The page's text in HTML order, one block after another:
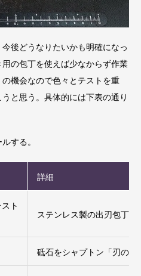
後どうなりたいかも明確になっ
の包丁を使えば少なからず作業
機会なので色々とテストを重
と思う。具体的には下表の通り
する。
詳細
ト
ステンレス製の出刃包丁
砥石をシャプトン「刃の